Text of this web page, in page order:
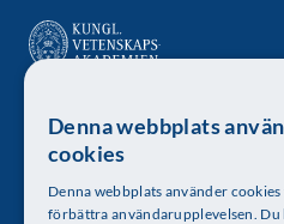
Kungl. Vetenskapsakademien
Besöksadress: Lilla
Denna webbplats
cookies
Denna webbplats använder
förbättra användarupplevelsen. Du